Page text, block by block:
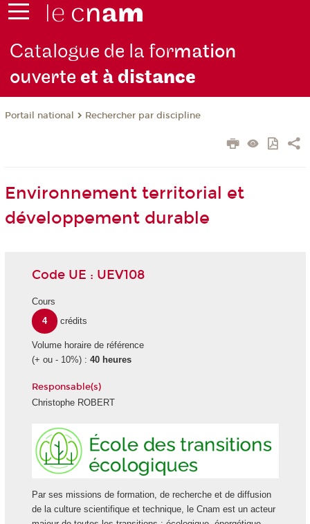
Catalogue de la formation
ouverteet à distance
Portail national Rechercher par discipline
Environnement territorial et
développement durable
Code UE : UEV108
Cours
4
crédits
Volume horaire de référence
(+ ou - 10%) : 40 heures
Responsable(s)
Christophe ROBERT
Par ses missions de formation, de recherche et de diffusion
de la culture scientifique et technique, le Cnam est un acteur